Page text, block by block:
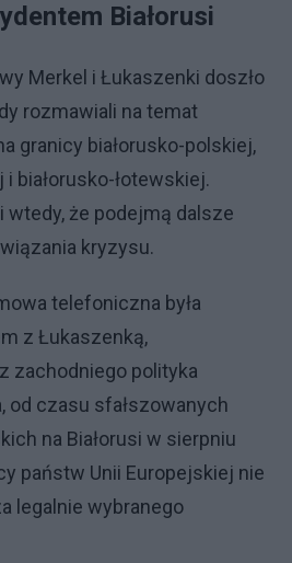
Białorusi
Merkel i Łukaszenki doszło
rozmawiali na temat
granicy białorusko-polskiej,
białorusko-łotewskiej.
że podejmą dalsze
kryzysu.
telefoniczna była
z Łukaszenką,
zachodniego polityka
od czasu sfałszowanych
na Białorusi w sierpniu
państw Unii Europejskiej nie
legalnie wybranego